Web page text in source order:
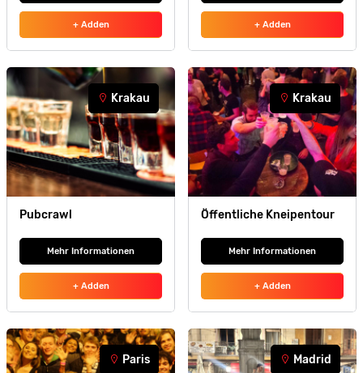
+ Adden + Adden
Krakau
Pubcrawl
Mehr Informationen
+ Adden
Krakau
Öffentliche Kneipentour
Mehr Informationen
+ Adden
Paris Madrid